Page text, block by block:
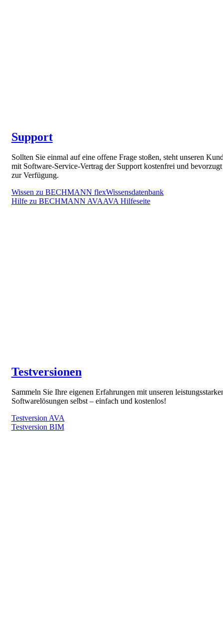
Support
Sollten Sie einmal auf eine offene Frage stoßen, steht unseren
mit Software-Service-Vertrag der Support kostenfrei und bevorzugt
zur Verfügung.
Wissen zu BECHMANN flexWissensdatenbank
Hilfe zu BECHMANN AVAAVA Hilfeseite
Testversionen
Sammeln Sie Ihre eigenen Erfahrungen mit unseren
Softwarelösungen selbst – einfach und kostenlos!
Testversion AVA
Testversion BIM